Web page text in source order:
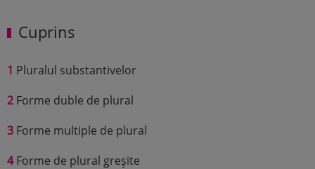
Cuprins
1 Pluralul substantivelor
2 Forme duble de plural
3 Forme multiple de plural
4Forme de plural greșite